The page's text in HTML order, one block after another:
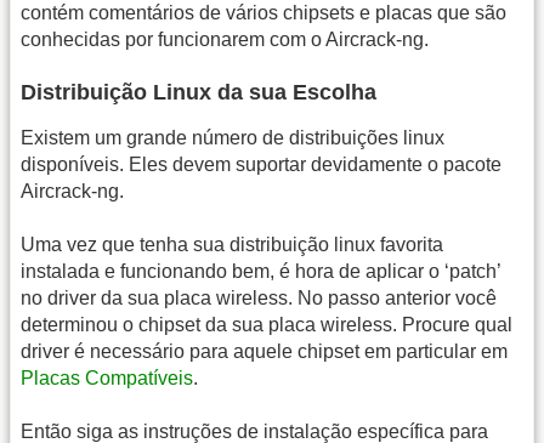
contém comentários de vários chipsets e placas que são
conhecidas por funcionarem com o Aircrack-ng.
Distribuição Linux da sua Escolha
Existem um grande número de distribuições linux
disponíveis. Eles devem suportar devidamente o pacote
Aircrack-ng.
Uma vez que tenha sua distribuição linux favorita
instalada e funcionando bem, é hora de aplicar o ‘patch’
no driver da sua placa wireless. No passo anterior você
determinou o chipset da sua placa wireless. Procure qual
driver é necessário para aquele chipset em particular em
Placas Compatíveis.
Então siga as instruções de instalação específica para